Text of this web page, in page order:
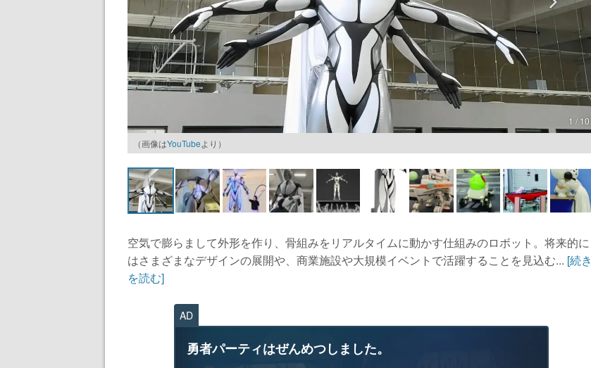
1 / 10
（画像はYouTubeより）
空気で膨らまして外形を作り、骨組みをリアルタイムに動かす仕組みのロボット。将来的に
はさまざまなデザインの展開や、商業施設や大規模イベントで活躍することを見込む... [続き
を読む]
AD
勇者パーティはぜんめつしました。